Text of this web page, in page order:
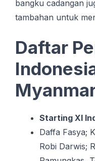
bangku cadangan
tambahan untuk
Daftar
Starting XI
Daffa Fasya;
Robi Darwis;